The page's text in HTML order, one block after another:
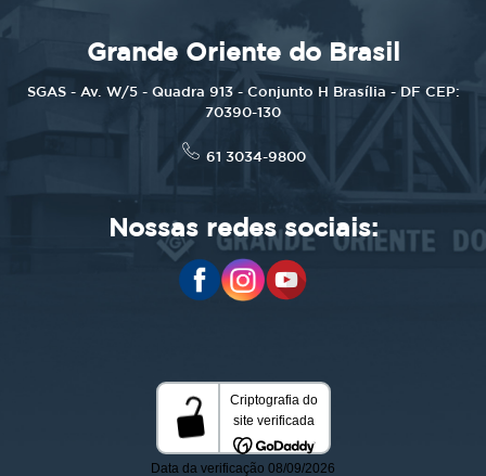
Grande Oriente do Brasil
SGAS - Av. W/5 - Quadra 913 - Conjunto H Brasília - DF CEP:
70390-130
61 3034-9800
Nossas redes sociais: